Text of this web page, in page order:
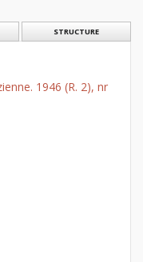
STRUCTURE
1946 (R. 2), nr